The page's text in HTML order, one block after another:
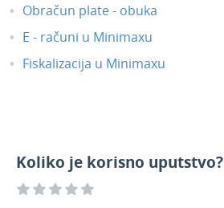
Obračun plate - obuka
E - računi u Minimaxu
Fiskalizacija u Minimaxu
Koliko je korisno uputstvo?